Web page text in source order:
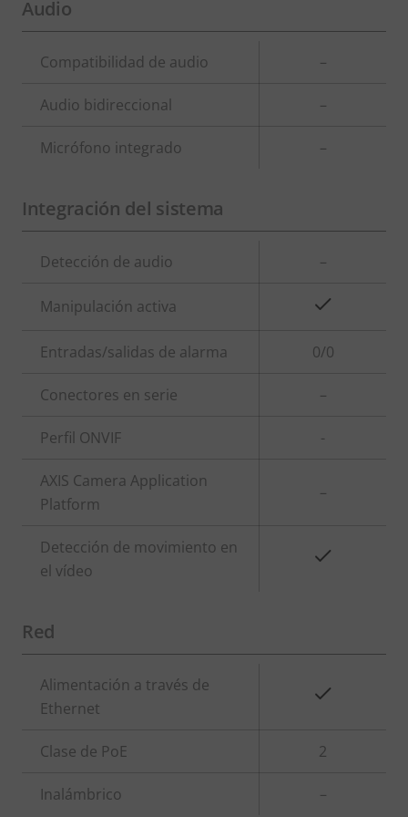
Audio
Descripción
propiedad
Valor de
propiedad
Compatibilidad de audio –
Audio bidireccional –
Micrófono integrado –
Integración del sistema
Descripción
propiedad
Valor de
propiedad
Detección de audio –
Manipulación activa
Entradas/salidas de alarma 0/0
Conectores en serie –
Perfil ONVIF -
AXIS Camera Application
Platform
–
Detección de movimiento en
el vídeo
Red
Descripción
de
Valor de
Alimentación a través de
Ethernet
Clase de PoE 2
Inalámbrico –